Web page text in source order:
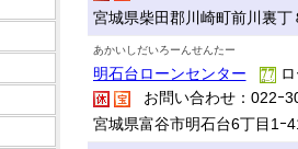
宮城県柴田郡川崎町前川裏
あかいしだいろーんせんたー
明石台ローンセンター
お問い合わせ：022ｰ
宮城県富谷市明石台6丁目1ｰ